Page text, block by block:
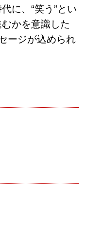
に、“笑う”とい
かを意識した
ージが込められ